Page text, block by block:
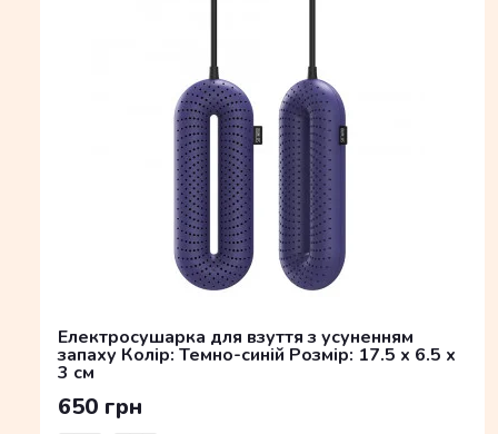
Електросушарка для взуття з усуненням
запаху Колір: Темно-синій Розмір: 17.5 x 6.5 x
3 см
650 грн